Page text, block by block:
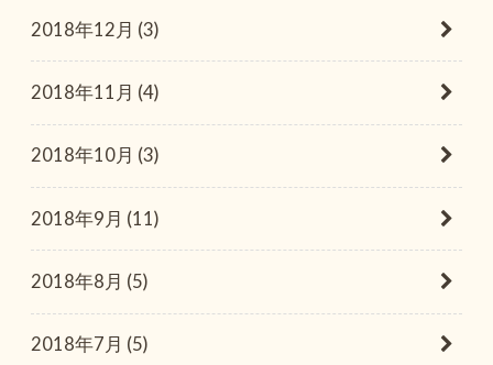
2018年12月 (3)
2018年11月 (4)
2018年10月 (3)
2018年9月 (11)
2018年8月 (5)
2018年7月 (5)